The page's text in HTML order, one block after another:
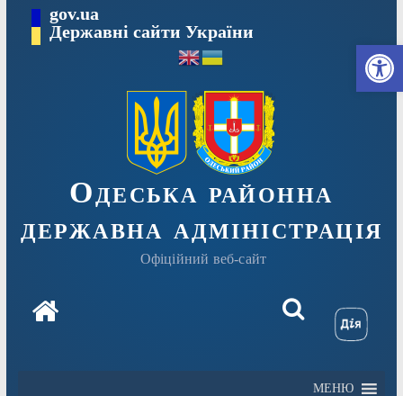
Перейтиgov.ua
Державні сайти України
Одеська районна
державна адміністрація
Офіційний веб-сайт
МЕНЮ